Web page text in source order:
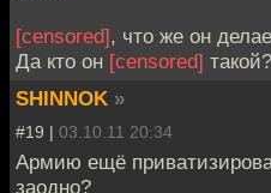
[censored], что же он
Да кто он [censored] такой?
SHINNOK »
#19 | 03.10.11 20:34
Армию ещё
заодно?